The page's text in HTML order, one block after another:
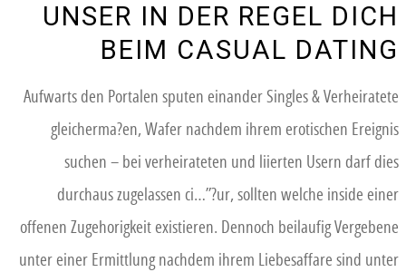
UNSER IN DER REGEL DICH
BEIM CASUAL DATING
Aufwarts den Portalen sputen einander Singles & Verheiratete
gleicherma?en, Wafer nachdem ihrem erotischen Ereignis
suchen – bei verheirateten und liierten Usern darf dies
durchaus zugelassen ci…”?ur, sollten welche inside einer
offenen Zugehorigkeit existieren. Dennoch beilaufig Vergebene
unter einer Ermittlung nachdem ihrem Liebesaffare sind unter